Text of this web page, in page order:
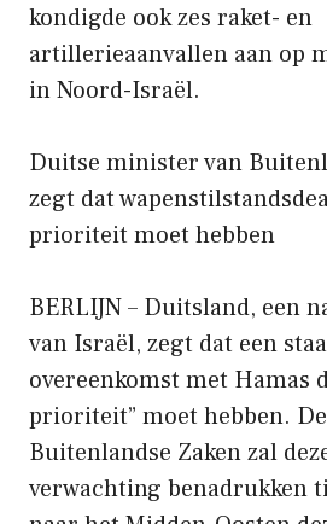
kondigde ook zes raket- en
artillerieaanvallen aan op
in Noord-Israël.
Duitse minister van
zegt dat
prioriteit moet hebben
BERLIJN – Duitsland, een
van Israël, zegt dat een
overeenkomst met Hamas
prioriteit” moet hebben.
Buitenlandse Zaken zal
verwachting benadrukken